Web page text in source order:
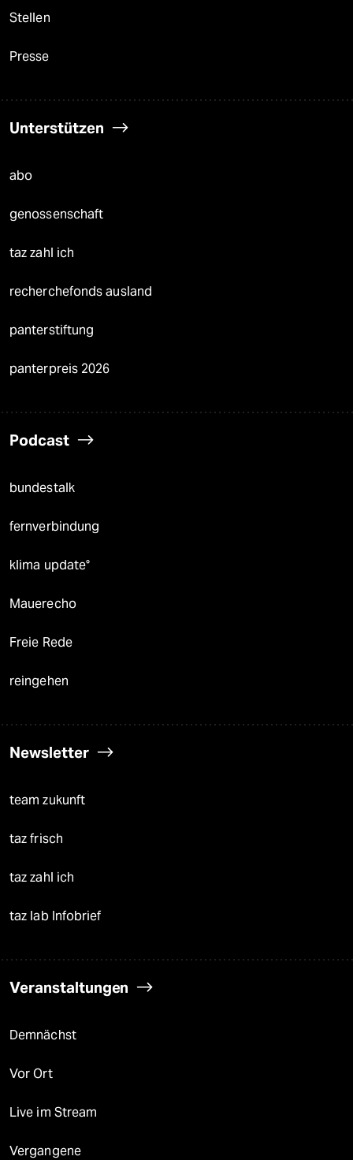
Stellen
Presse
Unterstützen
abo
genossenschaft
taz zahl ich
recherchefonds ausland
panterstiftung
panterpreis 2026
Podcast
bundestalk
fernverbindung
klima update°
Mauerecho
Freie Rede
reingehen
Newsletter
team zukunft
taz frisch
taz zahl ich
taz lab Infobrief
Veranstaltungen
Demnächst
Vor Ort
Live im Stream
Vergangene